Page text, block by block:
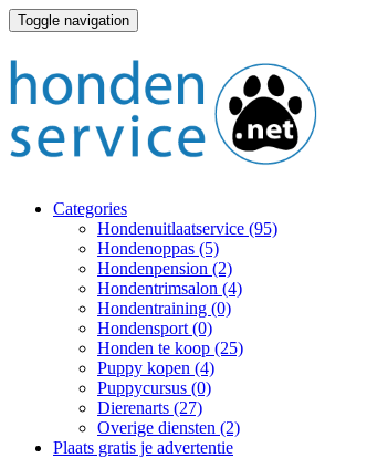
Toggle navigation
Categories
Hondenuitlaatservice (95)
Hondenoppas (5)
Hondenpension (2)
Hondentrimsalon (4)
Hondentraining (0)
Hondensport (0)
Honden te koop (25)
Puppy kopen (4)
Puppycursus (0)
Dierenarts (27)
Overige diensten (2)
Plaats gratis je advertentie